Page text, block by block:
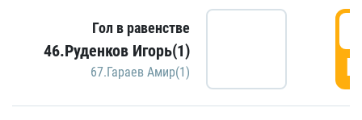
Гол в равенстве
46.Руденков Игорь(1)
67.Гараев Амир(1)